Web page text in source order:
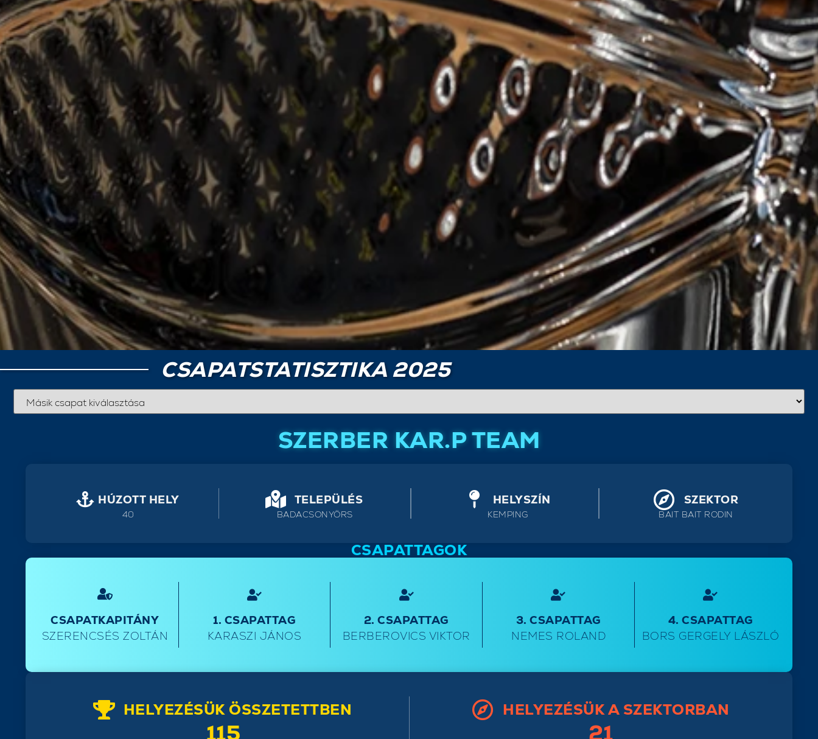
CSAPATSTATISZTIKA 2025
SZERBER KAR.P TEAM
HÚZOTT HELY
40
TELEPÜLÉS
BADACSONYÖRS
HELYSZÍN
KEMPING
SZEKTOR
BAIT BAIT RODIN
CSAPATTAGOK
CSAPATKAPITÁNY
SZERENCSÉS ZOLTÁN
1. CSAPATTAG
KARASZI JÁNOS
2. CSAPATTAG
BERBEROVICS VIKTOR
3. CSAPATTAG
NEMES ROLAND
4. CSAPATTAG
BORS GERGELY LÁSZLÓ
HELYEZÉSÜK ÖSSZETETTBEN
115
HELYEZÉSÜK A SZEKTORBAN
21